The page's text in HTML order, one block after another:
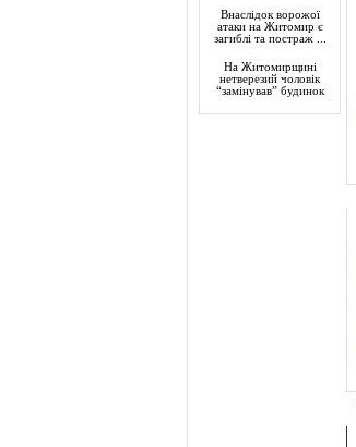
Внаслідок ворожої
атаки на Житомир є
загиблі та постраж ...
На Житомирщині
нетверезий чоловік
“замінував” будинок